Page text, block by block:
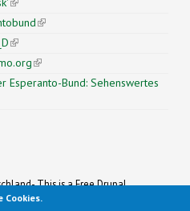
(link is external)
(link is external)
(link is external)
Esperanto-Bund: Sehenswertes
This is a Free Drupal